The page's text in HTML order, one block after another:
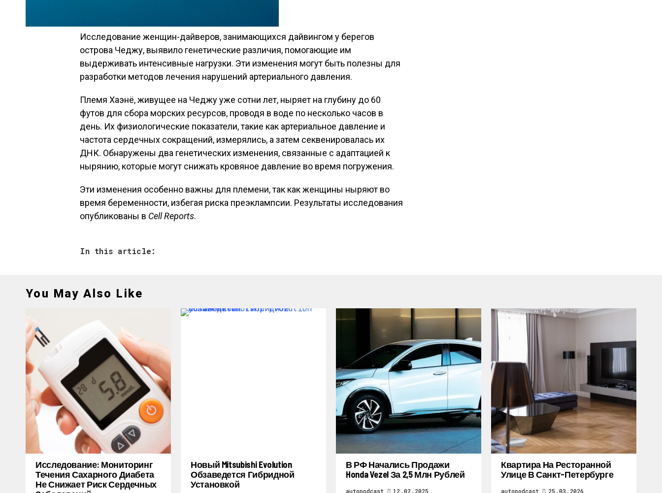
Исследование женщин-дайверов, занимающихся дайвингом у берегов
острова Чеджу, выявило генетические различия, помогающие им
выдерживать интенсивные нагрузки. Эти изменения могут быть полезны для
разработки методов лечения нарушений артериального давления.
Племя Хаэнё, живущее на Чеджу уже сотни лет, ныряет на глубину до 60
футов для сбора морских ресурсов, проводя в воде по несколько часов в
день. Их физиологические показатели, такие как артериальное давление и
частота сердечных сокращений, измерялись, а затем секвенировалась их
ДНК. Обнаружены два генетических изменения, связанные с адаптацией к
нырянию, которые могут снижать кровяное давление во время погружения.
Эти изменения особенно важны для племени, так как женщины ныряют во
время беременности, избегая риска преэклампсии. Результаты исследования
опубликованы в Cell Reports.
In this article:
You May Also Like
Исследование: Мониторинг
Течения Сахарного Диабета
Не Снижает Риск Сердечных
Новый Mitsubishi Evolution
Обзаведется Гибридной
Установкой
В РФ Начались Продажи
Honda Vezel За 2,5 Млн Рублей
autopodcast 12.02.2025
Квартира На Ресторанной
Улице В Санкт-Петербурге
autopodcast 25.03.2026